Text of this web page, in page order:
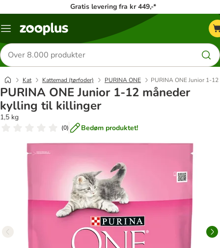
Gratis levering fra kr 449,-*
Menu
Søg
efter
produkter
Kat Kattemad (tørfoder) PURINA ONE PURINA ONE Junior 1-
PURINA ONE Junior 1-12 måneder
kylling til killinger
1,5 kg
(0) Bedøm produktet!